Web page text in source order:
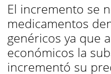
El incremento se
medicamentos
genéricos ya que
económicos la
incrementó su